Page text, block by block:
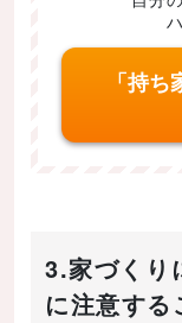
「持
3.家づくり
に注意する